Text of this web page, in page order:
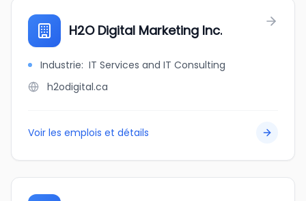
H2O Digital Marketing Inc.
Industrie: IT Services and IT Consulting
h2odigital.ca
Voir les emplois et détails